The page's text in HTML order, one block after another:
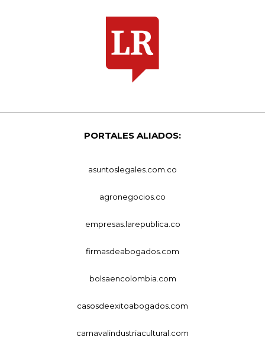
PORTALES ALIADOS:
asuntoslegales.com.co
agronegocios.co
empresas.larepublica.co
firmasdeabogados.com
bolsaencolombia.com
casosdeexitoabogados.com
carnavalindustriacultural.com